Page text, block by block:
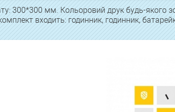
300*300 мм. Кольоровий друк будь-якого
входить: годинник, годинник,